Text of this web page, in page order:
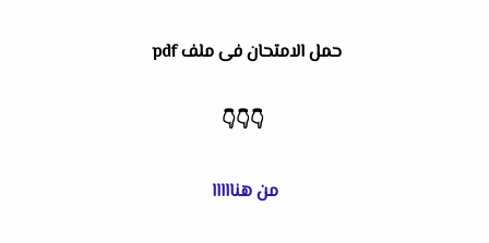
حمل الامتحان فى ملف pdf
👇👇👇
من هنااااا